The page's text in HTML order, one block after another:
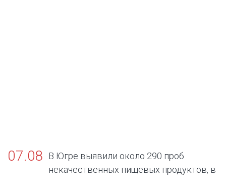
07.08
В Югре выявили около 290 проб
некачественных пищевых продуктов, в